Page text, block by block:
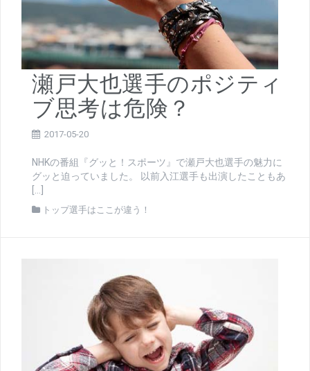
瀬戸大也選手のポジティ
ブ思考は危険？
2017-05-20
NHKの番組『グッと！スポーツ』で瀬戸大也選手の魅力に
グッと迫っていました。 以前入江選手も出演したこともあ
トップ選手はここが違う！